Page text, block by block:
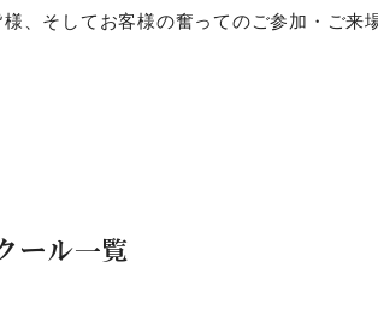
、そしてお客様の奮ってのご参加・ご来
ール一覧